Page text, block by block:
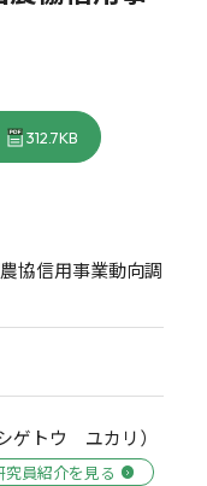
312.7KB
協信用事業動向調
トウ ユカリ）
究員紹介を見る